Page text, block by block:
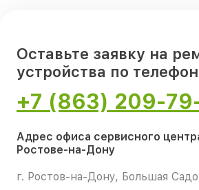
Оставьте заявку на
устройства по
+7 (863) 209-
Адрес офиса сервисного
Ростове-на-Дону
г. Ростов-на-Дону, Большая